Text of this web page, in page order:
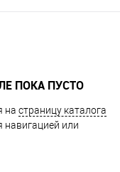
ПОКА ПУСТО
на страницу каталога
навигацией или